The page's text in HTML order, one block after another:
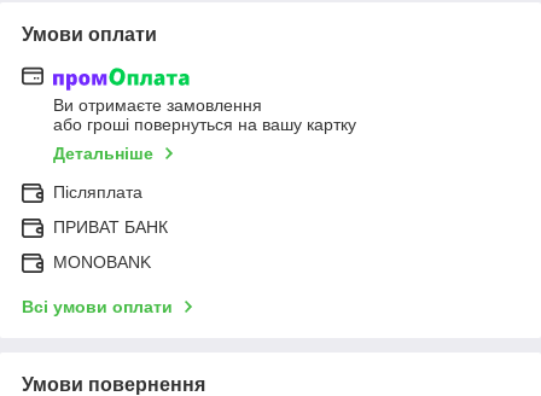
Умови оплати
Ви отримаєте замовлення
або гроші повернуться на вашу картку
Детальніше
Післяплата
ПРИВАТ БАНК
MONOBANK
Всі умови оплати
Умови повернення